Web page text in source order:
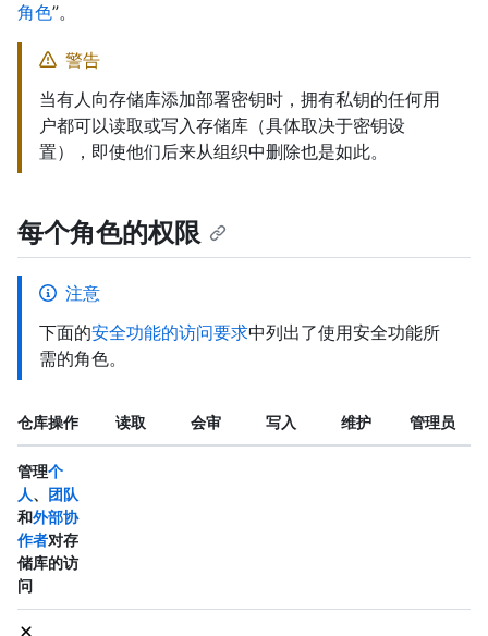
角色”。
警告
当有人向存储库添加部署密钥时，拥有私钥的任何用
户都可以读取或写入存储库（具体取决于密钥设
置），即使他们后来从组织中删除也是如此。
每个角色的权限
注意
下面的安全功能的访问要求中列出了使用安全功能所
需的角色。
仓库操作 读取 会审 写入 维护 管理员
管理个
人、 团队
和外部协
作者对存
储库的访
问